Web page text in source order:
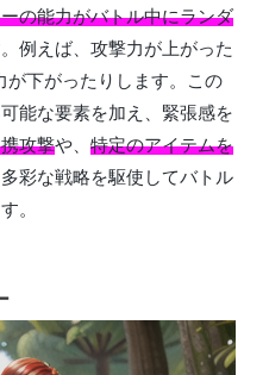
の能力がバトル中にランダ
例えば、攻撃力が上がった
が下がったりします。この
能な要素を加え、緊張感を
攻撃や、 特定のアイテムを
彩な戦略を駆使してバトル
。